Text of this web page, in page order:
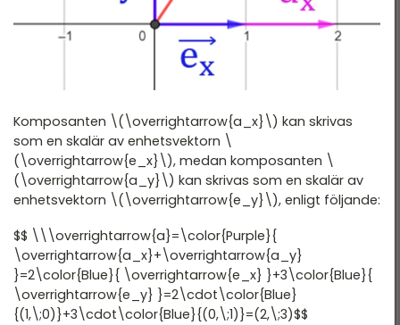
Komposanten \(\overrightarrow{a_x}\) kan skrivas
som en skalär av enhetsvektorn \
(\overrightarrow{e_x}\), medan komposanten \
(\overrightarrow{a_y}\) kan skrivas som en skalär av
enhetsvektorn \(\overrightarrow{e_y}\), enligt följande:
$$ \\\overrightarrow{a}=\color{Purple}{
\overrightarrow{a_x}+\overrightarrow{a_y}
}=2\color{Blue}{ \overrightarrow{e_x} }+3\color{Blue}{
\overrightarrow{e_y} }=2\cdot\color{Blue}
{(1,\;0)}+3\cdot\color{Blue}{(0,\;1)}=(2,\;3)$$